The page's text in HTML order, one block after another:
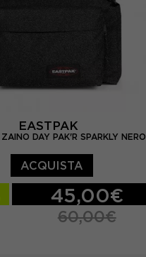
EASTPAK
DAY PAK'R SPARKLY NERO
ACQUISTA
45,00€
60,00€